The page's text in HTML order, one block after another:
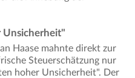
Haase mahnte direkt zur
Steuerschätzung nur
hoher Unsicherheit". Der